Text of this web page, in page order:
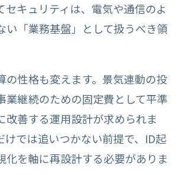
セキュリティは、電気や通信のよ
い「業務基盤」として扱うべき領
の性格も変えます。景気連動の投
業継続のための固定費として平準
改善する運用設計が求められま
けでは追いつかない前提で、ID起
化を軸に再設計する必要がありま